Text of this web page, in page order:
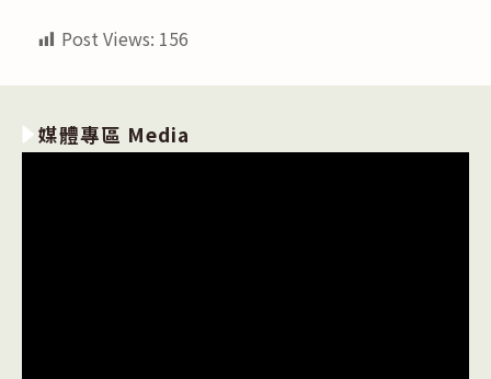
Post Views: 156
媒體專區 Media